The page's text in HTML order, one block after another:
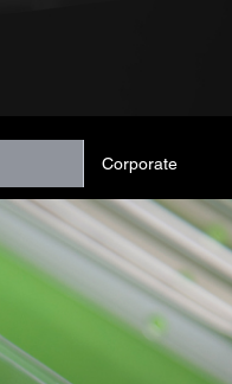
Corporate